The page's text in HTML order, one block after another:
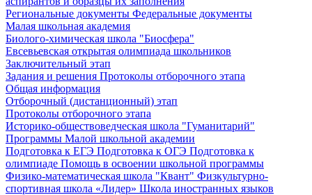
Региональные документы Федеральные документы
Малая школьная академия
Биолого-химическая школа "Биосфера"
Евсевьевская открытая олимпиада школьников
Заключительный этап
Задания и решения Протоколы отборочного этапа
Общая информация
Отборочный (дистанционный) этап
Протоколы отборочного этапа
Историко-обществоведческая школа "Гуманитарий"
Программы Малой школьной академии
Подготовка к ЕГЭ Подготовка к ОГЭ Подготовка к
олимпиаде Помощь в освоении школьной программы
Физико-математическая школа "Квант" Физкультурно-
спортивная школа «Лидер» Школа иностранных языков